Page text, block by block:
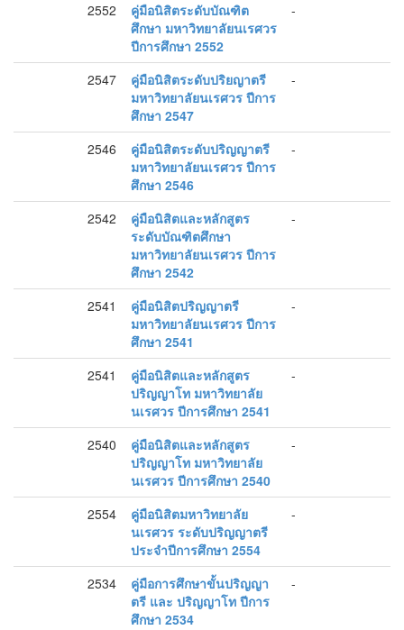
2552
คู่มือนิสิตระดับบัณฑิต
ศึกษา มหาวิทยาลัยนเรศวร
ปีการศึกษา 2552
-
2547
คู่มือนิสิตระดับปริยญาตรี
มหาวิทยาลัยนเรศวร ปีการ
ศึกษา 2547
-
2546
คู่มือนิสิตระดับปริญญาตรี
มหาวิทยาลัยนเรศวร ปีการ
ศึกษา 2546
-
2542
คู่มือนิสิตและหลักสูตร
ระดับบัณฑิตศึกษา
มหาวิทยาลัยนเรศวร ปีการ
ศึกษา 2542
-
2541
คู่มือนิสิตปริญญาตรี
มหาวิทยาลัยนเรศวร ปีการ
ศึกษา 2541
-
2541
คู่มือนิสิตและหลักสูตร
ปริญญาโท มหาวิทยาลัย
นเรศวร ปีการศึกษา 2541
-
2540
คู่มือนิสิตและหลักสูตร
ปริญญาโท มหาวิทยาลัย
นเรศวร ปีการศึกษา 2540
-
2554
คู่มือนิสิตมหาวิทยาลัย
นเรศวร ระดับปริญญาตรี
ประจำปีการศึกษา 2554
-
2534
คู่มือการศึกษาขั้นปริญญา
ตรี และ ปริญญาโท ปีการ
ศึกษา 2534
-